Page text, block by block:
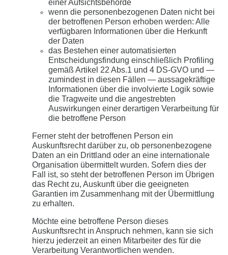
einer Aufsichtsbehörde
wenn die personenbezogenen Daten nicht bei
der betroffenen Person erhoben werden: Alle
verfügbaren Informationen über die Herkunft
der Daten
das Bestehen einer automatisierten
Entscheidungsfindung einschließlich Profiling
gemäß Artikel 22 Abs.1 und 4 DS-GVO und —
zumindest in diesen Fällen — aussagekräftige
Informationen über die involvierte Logik sowie
die Tragweite und die angestrebten
Auswirkungen einer derartigen Verarbeitung für
die betroffene Person
Ferner steht der betroffenen Person ein
Auskunftsrecht darüber zu, ob personenbezogene
Daten an ein Drittland oder an eine internationale
Organisation übermittelt wurden. Sofern dies der
Fall ist, so steht der betroffenen Person im Übrigen
das Recht zu, Auskunft über die geeigneten
Garantien im Zusammenhang mit der Übermittlung
zu erhalten.
Möchte eine betroffene Person dieses
Auskunftsrecht in Anspruch nehmen, kann sie sich
hierzu jederzeit an einen Mitarbeiter des für die
Verarbeitung Verantwortlichen wenden.